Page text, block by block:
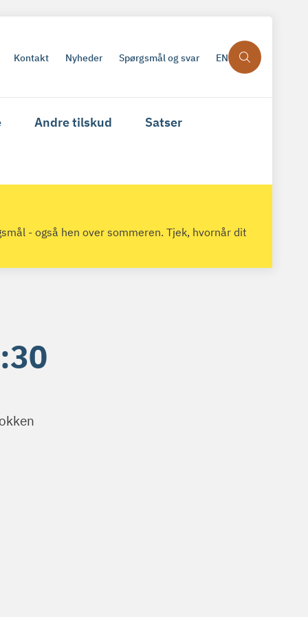
Kontakt Nyheder Spørgsmål og svar EN
Andre tilskud Satser
- også hen over sommeren. Tjek, hvornår dit